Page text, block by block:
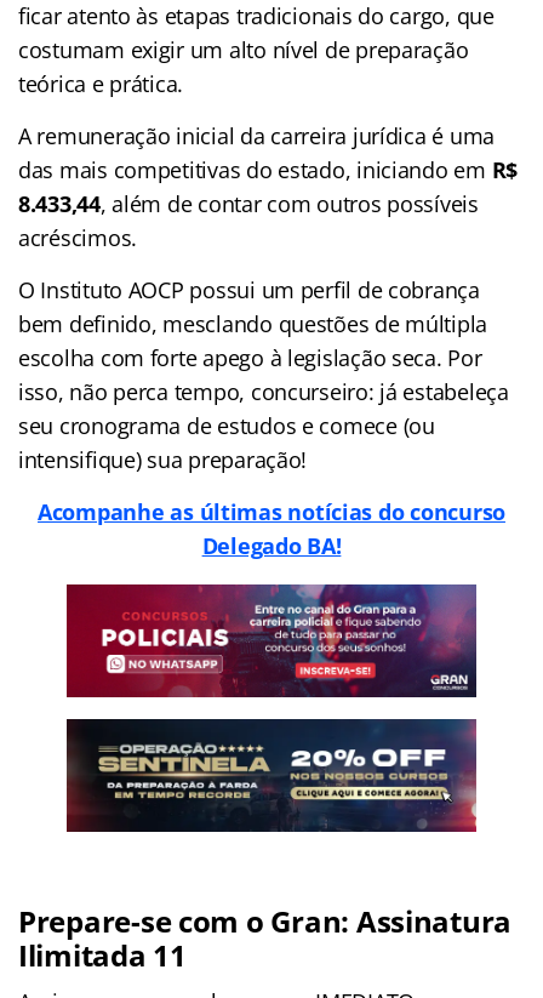
ficar atento às etapas tradicionais do cargo, que
costumam exigir um alto nível de preparação
teórica e prática.
A remuneração inicial da carreira jurídica é uma
das mais competitivas do estado, iniciando em R$
8.433,44, além de contar com outros possíveis
acréscimos.
O Instituto AOCP possui um perfil de cobrança
bem definido, mesclando questões de múltipla
escolha com forte apego à legislação seca. Por
isso, não perca tempo, concurseiro: já estabeleça
seu cronograma de estudos e comece (ou
intensifique) sua preparação!
Acompanhe as últimas notícias do concurso
Delegado BA!
Prepare-se com o Gran: Assinatura
Ilimitada 11